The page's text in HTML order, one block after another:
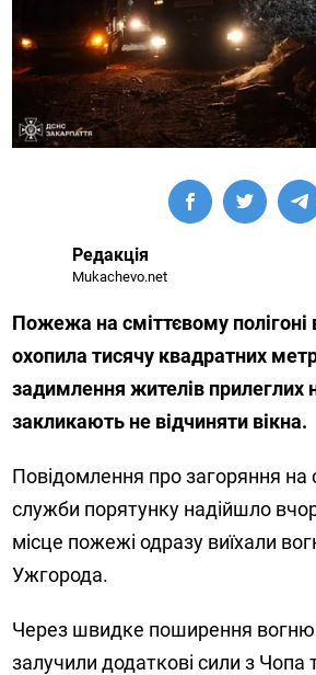
Редакція
Mukachevo.net
Пожежа на сміттєвому полігоні
охопила тисячу квадратних
задимлення жителів прилеглих
закликають не відчиняти вікна.
Повідомлення про загоряння на
служби порятунку надійшло
місце пожежі одразу виїхали
Ужгорода.
Через швидке поширення вогню
залучили додаткові сили з Чопа